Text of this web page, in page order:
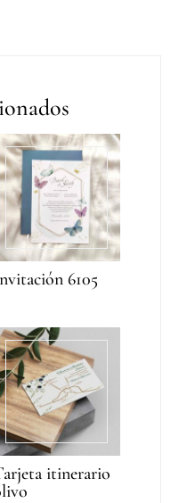
6105
itinerario